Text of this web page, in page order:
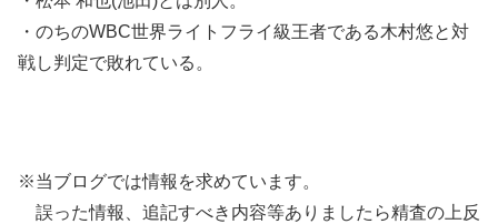
・のちのWBC世界ライトフライ級王者である木村悠と対
戦し判定で敗れている。
※当ブログでは情報を求めています。
誤った情報、追記すべき内容等ありましたら精査の上反